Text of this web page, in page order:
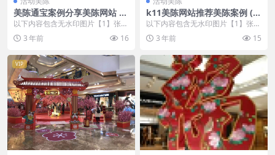
美陈通宝案例分享美陈网站 (7
4)
以下内容包含无水印图片【1】张
，开通会员无障碍浏览 开通VIP会
员 3 年前 16
k11美陈网站推荐美陈案例 (1
3)
以下内容包含无水印图片【1】张
，开通会员无障碍浏览 开通VIP会
员 3 年前 15
VIP